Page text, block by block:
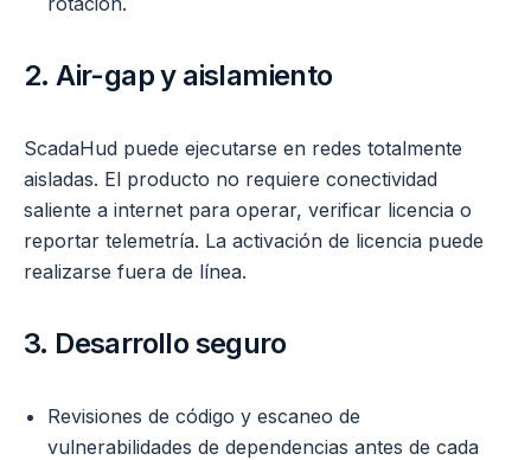
2. Air-gap y aislamiento
ScadaHud puede ejecutarse en redes totalmente
aisladas. El producto no requiere conectividad
saliente a internet para operar, verificar licencia o
reportar telemetría. La activación de licencia puede
realizarse fuera de línea.
3. Desarrollo seguro
Revisiones de código y escaneo de
vulnerabilidades de dependencias antes de cada